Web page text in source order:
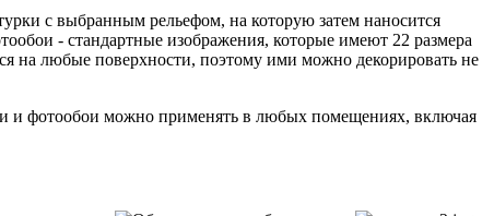
с выбранным рельефом, на которую затем наносится
- стандартные изображения, которые имеют 22 размера
на любые поверхности, поэтому ими можно декорировать не
и фотообои можно применять в любых помещениях, включая